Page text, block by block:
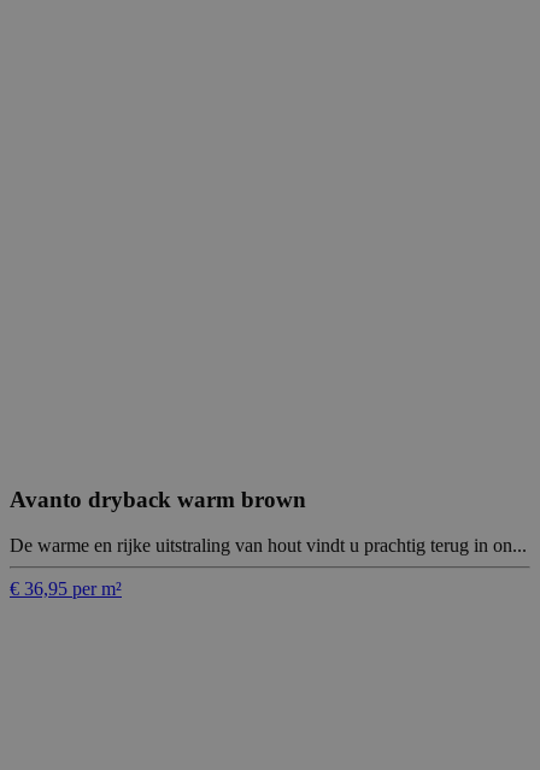
Avanto dryback warm brown
De warme en rijke uitstraling van hout vindt u prachtig terug in on...
€ 36,95 per m²